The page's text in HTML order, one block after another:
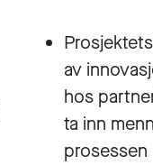
av
hos
ta inn
prosessen